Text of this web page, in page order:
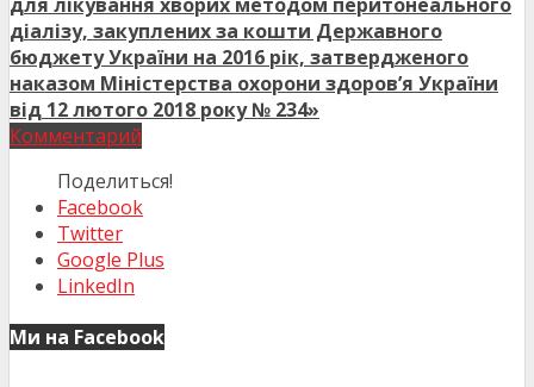
діалізу, закуплених за кошти Державного
бюджету України на 2016 рік, затвердженого
наказом Міністерства охорони здоров’я України
від 12 лютого 2018 року № 234»
Комментарий
Поделиться!
Facebook
Twitter
Google Plus
LinkedIn
Ми на Facebook